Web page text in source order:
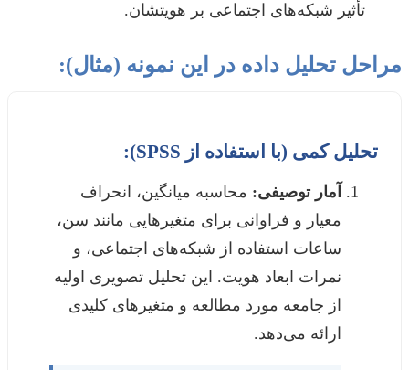
تأثیر شبکه‌های اجتماعی بر هویتشان.
مراحل تحلیل داده در این نمونه (مثال):
تحلیل کمی (با استفاده از SPSS):
آمار توصیفی: محاسبه میانگین، انحراف
معیار و فراوانی برای متغیرهایی مانند سن،
ساعات استفاده از شبکه‌های اجتماعی، و
نمرات ابعاد هویت. این تحلیل تصویری اولیه
از جامعه مورد مطالعه و متغیرهای کلیدی
ارائه می‌دهد.